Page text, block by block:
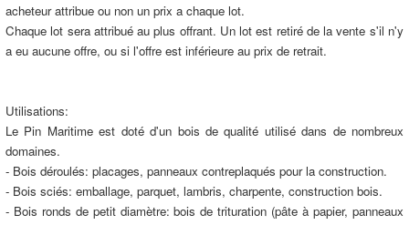
acheteur attribue ou non un prix a chaque lot.
Chaque lot sera attribué au plus offrant. Un lot est retiré de la vente s'il n'y
a eu aucune offre, ou si l'offre est inférieure au prix de retrait.
Utilisations:
Le Pin Maritime est doté d'un bois de qualité utilisé dans de nombreux
domaines.
- Bois déroulés: placages, panneaux contreplaqués pour la construction.
- Bois sciés: emballage, parquet, lambris, charpente, construction bois.
- Bois ronds de petit diamètre: bois de trituration (pâte à papier, panneaux